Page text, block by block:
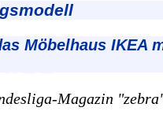
Möbelhaus IKEA
Magazin